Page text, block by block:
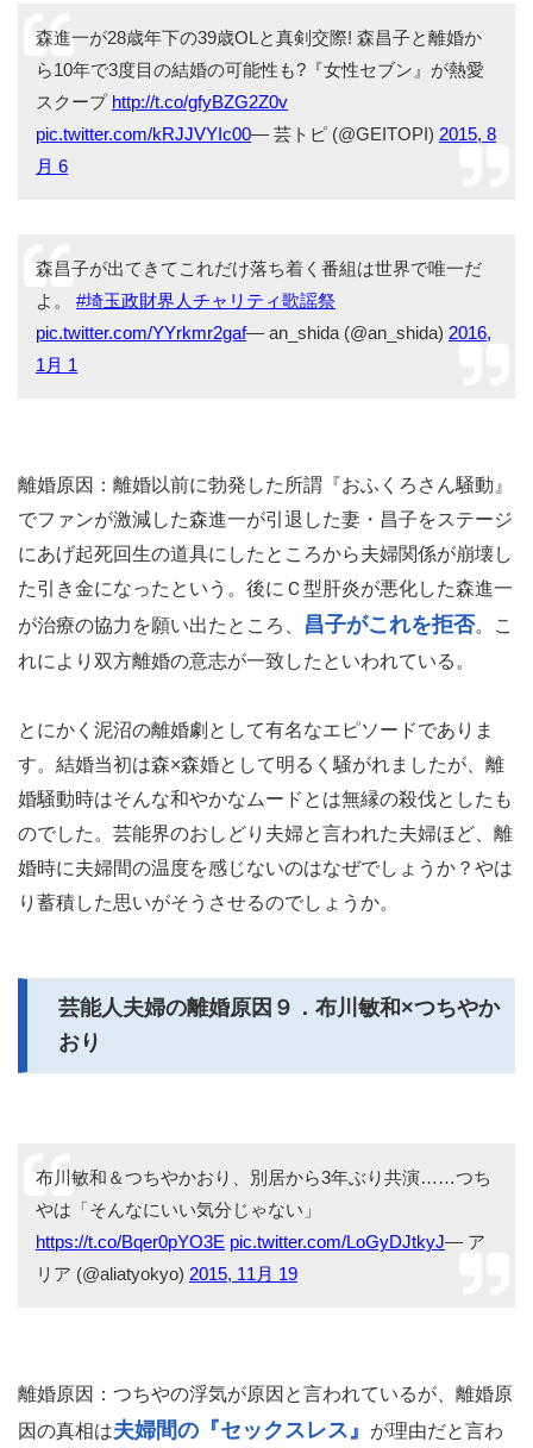
森進一が28歳年下の39歳OLと真剣交際! 森昌子と離婚か
ら10年で3度目の結婚の可能性も?『女性セブン』が熱愛
スクープ http://t.co/gfyBZG2Z0v
pic.twitter.com/kRJJVYIc00— 芸トピ (@GEITOPI) 2015, 8
月 6
森昌子が出てきてこれだけ落ち着く番組は世界で唯一だ
よ。 #埼玉政財界人チャリティ歌謡祭
pic.twitter.com/YYrkmr2gaf— an_shida (@an_shida) 2016,
1月 1
離婚原因：離婚以前に勃発した所謂『おふくろさん騒動』
でファンが激減した森進一が引退した妻・昌子をステージ
にあげ起死回生の道具にしたところから夫婦関係が崩壊し
た引き金になったという。後にＣ型肝炎が悪化した森進一
が治療の協力を願い出たところ、
昌子がこれを拒否。こ
れにより双方離婚の意志が一致したといわれている。
とにかく泥沼の離婚劇として有名なエピソードでありま
す。結婚当初は森×森婚として明るく騒がれましたが、離
婚騒動時はそんな和やかなムードとは無縁の殺伐としたも
のでした。芸能界のおしどり夫婦と言われた夫婦ほど、離
婚時に夫婦間の温度を感じないのはなぜでしょうか？やは
り蓄積した思いがそうさせるのでしょうか。
芸能人夫婦の離婚原因９．布川敏和×つちやか
おり
布川敏和＆つちやかおり、別居から3年ぶり共演……つち
やは「そんなにいい気分じゃない」
https://t.co/Bqer0pYO3E pic.twitter.com/LoGyDJtkyJ— ア
リア (@aliatyokyo) 2015, 11月 19
離婚原因：つちやの浮気が原因と言われているが、離婚原
因の真相は夫婦間の『セックスレス』
が理由だと言わ